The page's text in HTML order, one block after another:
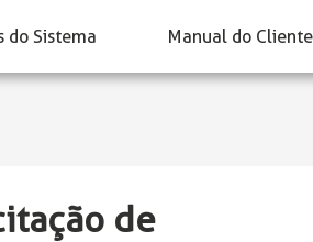
do Sistema Manual do Cliente
de